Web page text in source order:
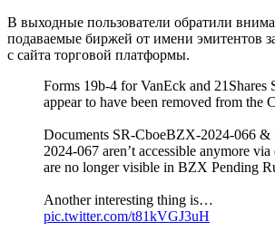
В выходные пользователи обратили
подаваемые биржей от имени эмитентов
с сайта торговой платформы.
Forms 19b-4 for VanEck and 21Shares
appear to have been removed from the
Documents SR-CboeBZX-2024-066
2024-067 aren’t accessible anymore
are no longer visible in BZX Pending
Another interesting thing is…
pic.twitter.com/t81kVGJ3uH